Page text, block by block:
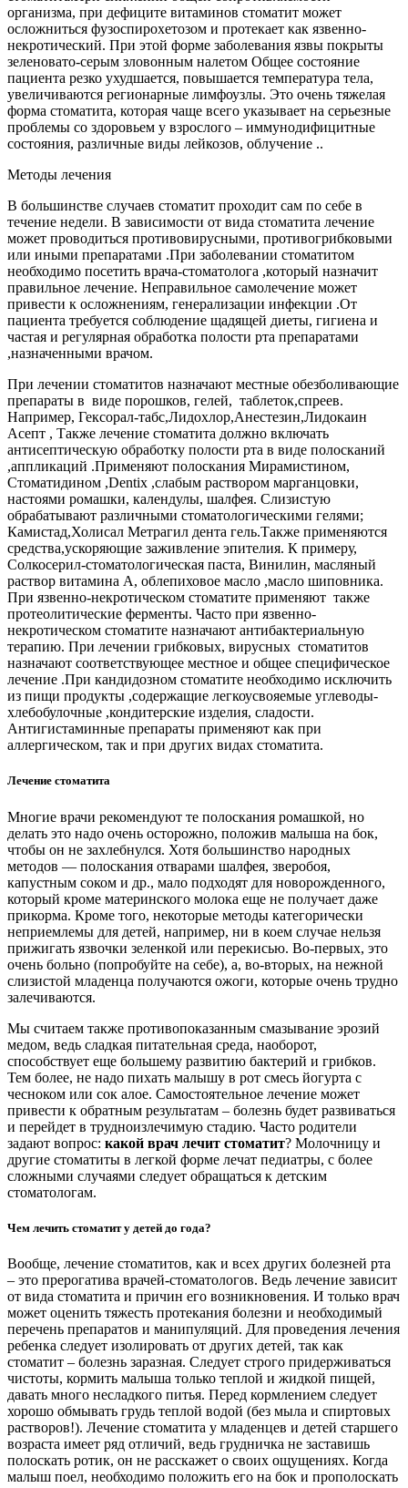
организма, при дефиците витаминов стоматит может
осложниться фузоспирохетозом и протекает как язвенно-
некротический. При этой форме заболевания язвы покрыты
зеленовато-серым зловонным налетом Общее состояние
пациента резко ухудшается, повышается температура тела,
увеличиваются регионарные лимфоузлы. Это очень тяжелая
форма стоматита, которая чаще всего указывает на серьезные
проблемы со здоровьем у взрослого – иммунодифицитные
состояния, различные виды лейкозов, облучение ..
Методы лечения
В большинстве случаев стоматит проходит сам по себе в
течение недели. В зависимости от вида стоматита лечение
может проводиться противовирусными, противогрибковыми
или иными препаратами .При заболевании стоматитом
необходимо посетить врача-стоматолога ,который назначит
правильное лечение. Неправильное самолечение может
привести к осложнениям, генерализации инфекции .От
пациента требуется соблюдение щадящей диеты, гигиена и
частая и регулярная обработка полости рта препаратами
,назначенными врачом.
При лечении стоматитов назначают местные обезболивающие
препараты в виде порошков, гелей, таблеток,спреев.
Например, Гексорал-табс,Лидохлор,Анестезин,Лидокаин
Асепт , Также лечение стоматита должно включать
антисептическую обработку полости рта в виде полосканий
,аппликаций .Применяют полоскания Мирамистином,
Стоматидином ,Dentix ,слабым раствором марганцовки,
настоями ромашки, календулы, шалфея. Слизистую
обрабатывают различными стоматологическими гелями;
Камистад,Холисал Метрагил дента гель.Также применяются
средства,ускоряющие заживление эпителия. К примеру,
Солкосерил-стоматологическая паста, Винилин, масляный
раствор витамина А, облепиховое масло ,масло шиповника.
При язвенно-некротическом стоматите применяют также
протеолитические ферменты. Часто при язвенно-
некротическом стоматите назначают антибактериальную
терапию. При лечении грибковых, вирусных стоматитов
назначают соответствующее местное и общее специфическое
лечение .При кандидозном стоматите необходимо исключить
из пищи продукты ,содержащие легкоусвояемые углеводы-
хлебобулочные ,кондитерские изделия, сладости.
Антигистаминные препараты применяют как при
аллергическом, так и при других видах стоматита.
Лечение стоматита
Многие врачи рекомендуют те полоскания ромашкой, но
делать это надо очень осторожно, положив малыша на бок,
чтобы он не захлебнулся. Хотя большинство народных
методов — полоскания отварами шалфея, зверобоя,
капустным соком и др., мало подходят для новорожденного,
который кроме материнского молока еще не получает даже
прикорма. Кроме того, некоторые методы категорически
неприемлемы для детей, например, ни в коем случае нельзя
прижигать язвочки зеленкой или перекисью. Во-первых, это
очень больно (попробуйте на себе), а, во-вторых, на нежной
слизистой младенца получаются ожоги, которые очень трудно
залечиваются.
Мы считаем также противопоказанным смазывание эрозий
медом, ведь сладкая питательная среда, наоборот,
способствует еще большему развитию бактерий и грибков.
Тем более, не надо пихать малышу в рот смесь йогурта с
чесноком или сок алое. Самостоятельное лечение может
привести к обратным результатам – болезнь будет развиваться
и перейдет в трудноизлечимую стадию. Часто родители
задают вопрос: какой врач лечит стоматит? Молочницу и
другие стоматиты в легкой форме лечат педиатры, с более
сложными случаями следует обращаться к детским
стоматологам.
Чем лечить стоматит у детей до года?
Вообще, лечение стоматитов, как и всех других болезней рта
– это прерогатива врачей-стоматологов. Ведь лечение зависит
от вида стоматита и причин его возникновения. И только врач
может оценить тяжесть протекания болезни и необходимый
перечень препаратов и манипуляций. Для проведения лечения
ребенка следует изолировать от других детей, так как
стоматит – болезнь заразная. Следует строго придерживаться
чистоты, кормить малыша только теплой и жидкой пищей,
давать много несладкого питья. Перед кормлением следует
хорошо обмывать грудь теплой водой (без мыла и спиртовых
растворов!). Лечение стоматита у младенцев и детей старшего
возраста имеет ряд отличий, ведь грудничка не заставишь
полоскать ротик, он не расскажет о своих ощущениях. Когда
малыш поел, необходимо положить его на бок и прополоскать